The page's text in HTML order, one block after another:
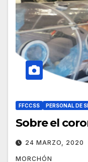
FFCCSS PERSONAL DE
Sobre el
24 MARZO, 2020
MORCHÓN